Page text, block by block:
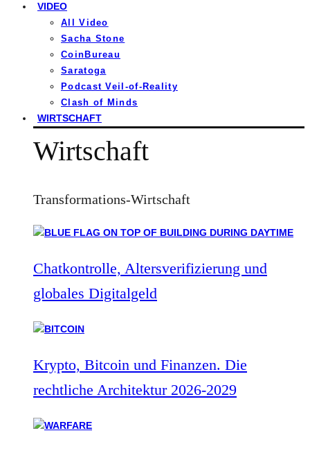
VIDEO
All Video
Sacha Stone
CoinBureau
Saratoga
Podcast Veil-of-Reality
Clash of Minds
WIRTSCHAFT
Wirtschaft
Transformations-Wirtschaft
Chatkontrolle, Altersverifizierung und
globales Digitalgeld
Krypto, Bitcoin und Finanzen. Die
rechtliche Architektur 2026-2029